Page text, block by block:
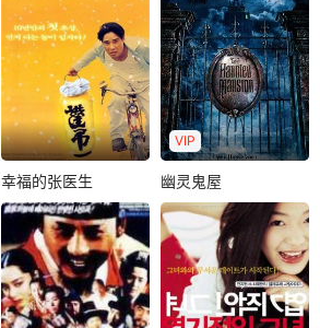
汉城大律师金正炫
(申成日饰)在律师界
名声远洋。然而家
庭渐渐使他..
本片根据日本女作
家唯川惠荣获日本
至高大奖“直木赏”的
小说原作改..
幸福的张医生
任昌丁
金昌完
郑恩彪
三个男人一棺木
韩国全罗道的某
个小城，在刮风闪
幸福的张医生
VIP
幽灵鬼屋
车胜元
Seo・hee Jang
Hang・Seon Jang
故事的主人公朴必
基努力工作，用自
己的辛勤工作攒了
幽灵鬼屋